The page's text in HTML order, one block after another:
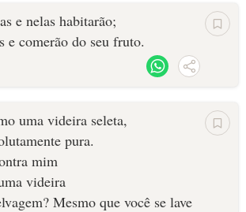
e nelas habitarão;
e comerão do seu fruto.
uma videira seleta,
pura.
mim
videira
Mesmo que você se lave